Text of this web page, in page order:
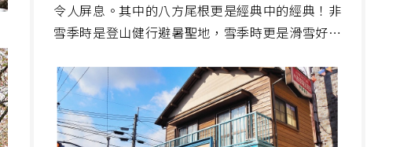
令人屏息。其中的八方尾根更是經典中的經典！非
雪季時是登山健行避暑聖地，雪季時更是滑雪好手